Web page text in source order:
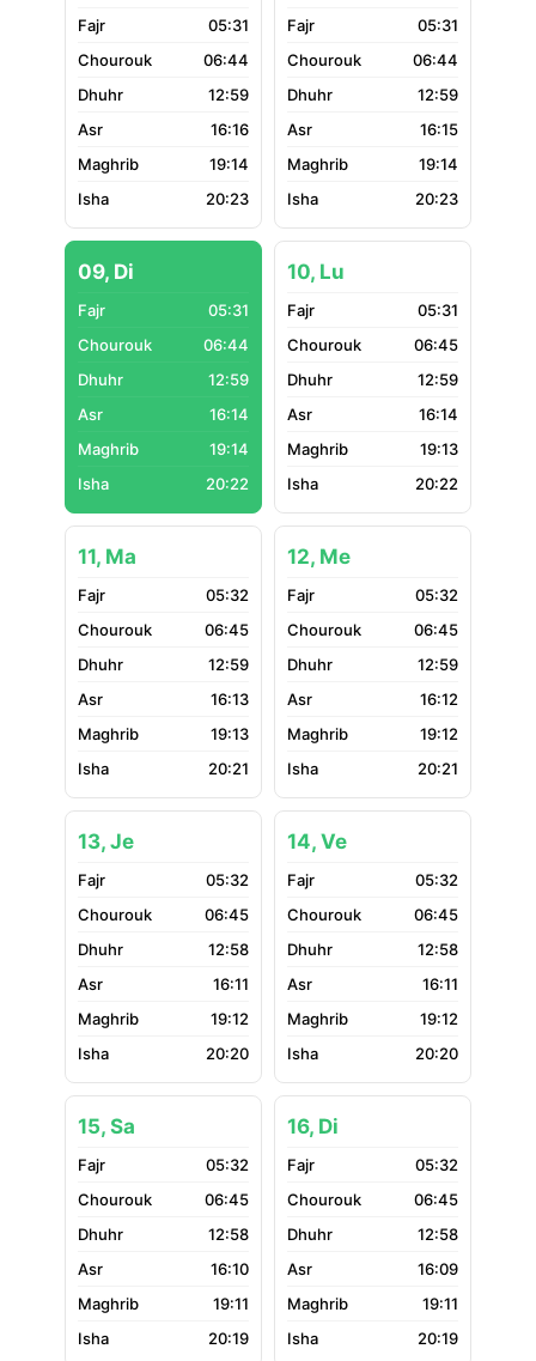
05:31
06:44
12:59
16:16
19:14
20:23
05:31
06:44
12:59
16:15
19:14
20:23
09, Di
05:31
06:44
12:59
16:14
19:14
20:22
10, Lu
05:31
06:45
12:59
16:14
19:13
20:22
11, Ma
05:32
06:45
12:59
16:13
19:13
20:21
12, Me
05:32
06:45
12:59
16:12
19:12
20:21
13, Je
05:32
06:45
12:58
16:11
19:12
20:20
14, Ve
05:32
06:45
12:58
16:11
19:12
20:20
15, Sa
05:32
06:45
12:58
16:10
19:11
20:19
16, Di
05:32
06:45
12:58
16:09
19:11
20:19